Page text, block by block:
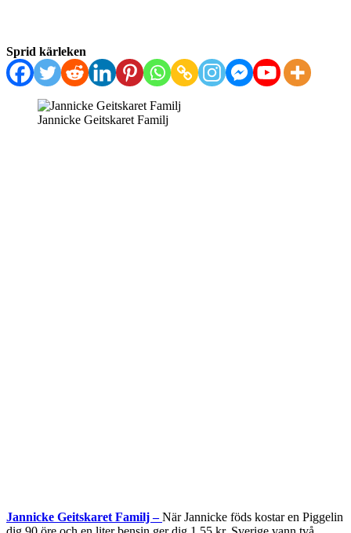
Sprid kärleken
Jannicke Geitskaret Familj
Jannicke Geitskaret Familj –När Jannicke föds kostar en Piggelin